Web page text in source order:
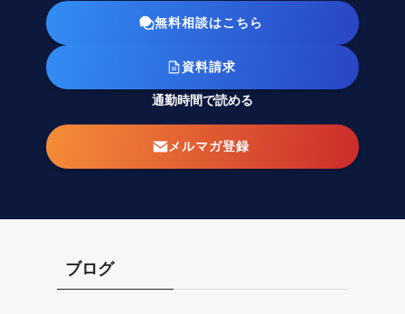
無料相談はこちら
資料請求
通勤時間で読める
メルマガ登録
ブログ